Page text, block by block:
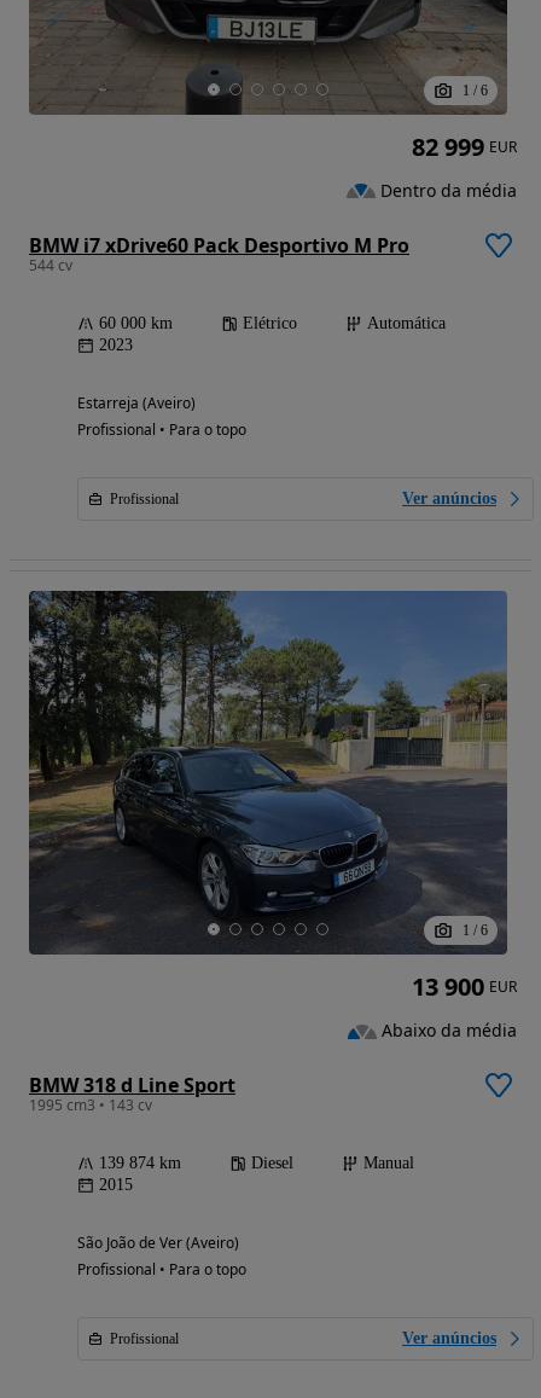
1 / 6
BMW i7 xDrive60 Pack Desportivo M Pro
544 cv
60 000 km Elétrico
Automática
2023
Estarreja (Aveiro)
Profissional • Para o topo
Profissional Ver anúncios
82 999 EUR
Dentro da média
1 / 6
BMW 318 d Line Sport
1995 cm3 • 143 cv
139 874 km Diesel
Manual
2015
São João de Ver (Aveiro)
Profissional • Para o topo
Profissional Ver anúncios
13 900 EUR
Abaixo da média